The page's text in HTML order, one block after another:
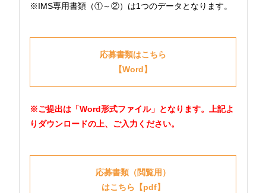
※IMS専用書類（①～②）は1つのデータとなります。
応募書類はこちら
【Word】
※ご提出は「Word形式ファイル」となります。上記よ
りダウンロードの上、ご入力ください。
応募書類（閲覧用）
はこちら【pdf】